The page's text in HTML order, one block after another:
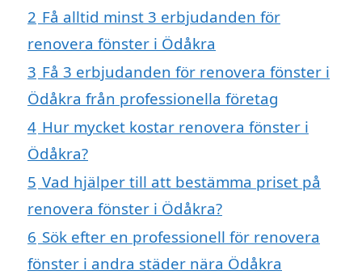
2 Få alltid minst 3 erbjudanden för
renovera fönster i Ödåkra
3 Få 3 erbjudanden för renovera fönster i
Ödåkra från professionella företag
4 Hur mycket kostar renovera fönster i
Ödåkra?
5 Vad hjälper till att bestämma priset på
renovera fönster i Ödåkra?
6 Sök efter en professionell för renovera
fönster i andra städer nära Ödåkra